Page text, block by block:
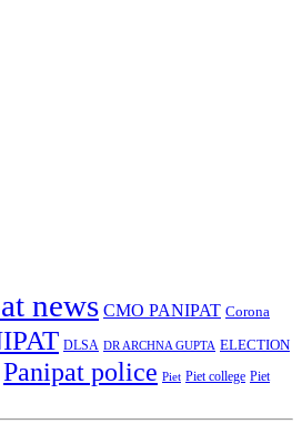
news CMO PANIPAT Corona
DLSA DR ARCHNA GUPTA ELECTION
Panipat police Piet Piet college Piet